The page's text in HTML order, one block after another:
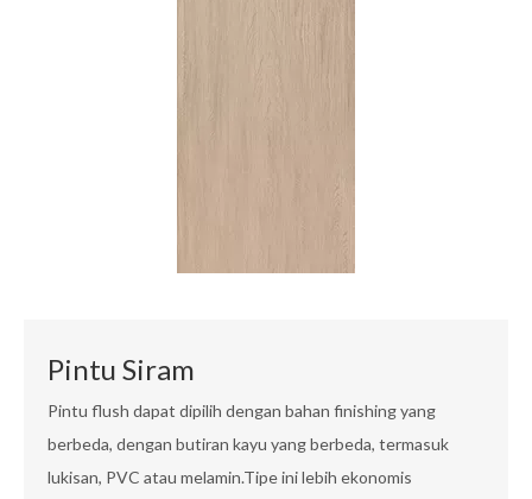
Pintu Siram
Pintu flush dapat dipilih dengan bahan finishing yang
berbeda, dengan butiran kayu yang berbeda, termasuk
lukisan, PVC atau melamin.Tipe ini lebih ekonomis